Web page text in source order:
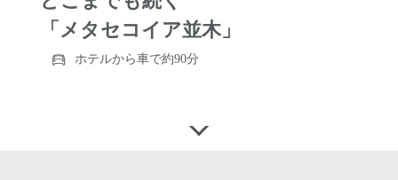
「メタセコイア並木」
ホテルから車で約90分